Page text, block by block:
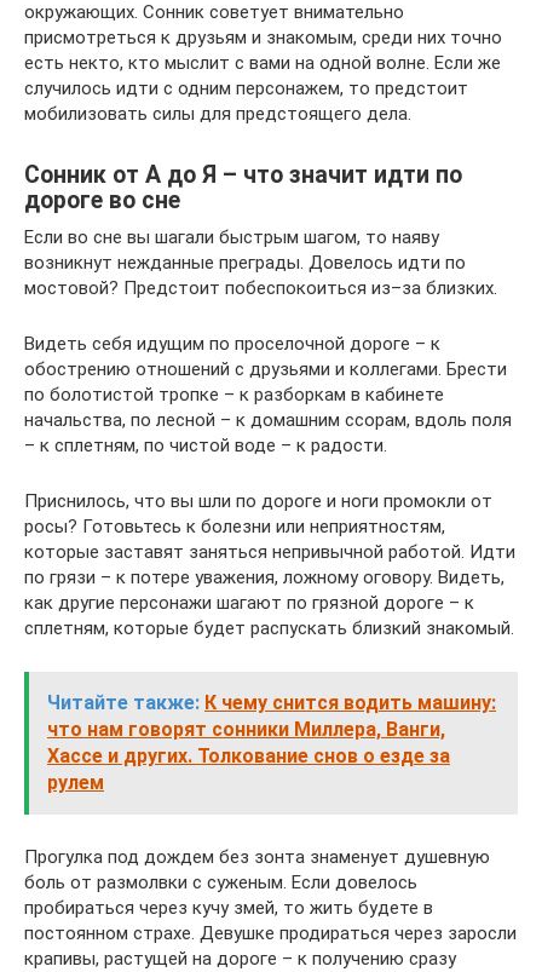
окружающих. Сонник советует внимательно
присмотреться к друзьям и знакомым, среди них точно
есть некто, кто мыслит с вами на одной волне. Если же
случилось идти с одним персонажем, то предстоит
мобилизовать силы для предстоящего дела.
Сонник от А до Я – что значит идти по
дороге во сне
Если во сне вы шагали быстрым шагом, то наяву
возникнут нежданные преграды. Довелось идти по
мостовой? Предстоит побеспокоиться из–за близких.
Видеть себя идущим по проселочной дороге – к
обострению отношений с друзьями и коллегами. Брести
по болотистой тропке – к разборкам в кабинете
начальства, по лесной – к домашним ссорам, вдоль поля
– к сплетням, по чистой воде – к радости.
Приснилось, что вы шли по дороге и ноги промокли от
росы? Готовьтесь к болезни или неприятностям,
которые заставят заняться непривычной работой. Идти
по грязи – к потере уважения, ложному оговору. Видеть,
как другие персонажи шагают по грязной дороге – к
сплетням, которые будет распускать близкий знакомый.
Читайте также: К чему снится водить машину:
что нам говорят сонники Миллера, Ванги,
Хассе и других. Толкование снов о езде за
рулем
Прогулка под дождем без зонта знаменует душевную
боль от размолвки с суженым. Если довелось
пробираться через кучу змей, то жить будете в
постоянном страхе. Девушке продираться через заросли
крапивы, растущей на дороге – к получению сразу